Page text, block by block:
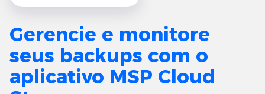
Gerencie e monitore
seus backups com o
aplicativo MSP Cloud